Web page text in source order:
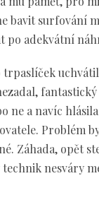
bavit surfování
po adekvátní
trpaslíček
ne a navíc
Problém
Záhada, opět
nesváry